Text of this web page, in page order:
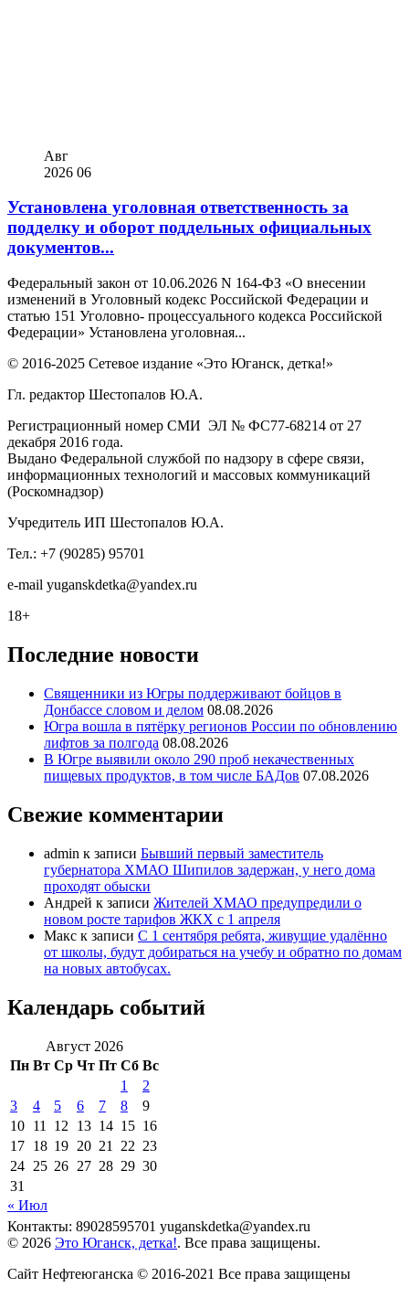
Авг
2026 06
Установлена уголовная ответственность за
подделку и оборот поддельных официальных
документов...
Федеральный закон от 10.06.2026 N 164-ФЗ «О внесении
изменений в Уголовный кодекс Российской Федерации и
статью 151 Уголовно- процессуального кодекса Российской
Федерации» Установлена уголовная...
© 2016-2025 Сетевое издание «Это Юганск, детка!»
Гл. редактор Шестопалов Ю.А.
Регистрационный номер СМИ ЭЛ № ФС77-68214 от 27
декабря 2016 года.
Выдано Федеральной службой по надзору в сфере связи,
информационных технологий и массовых коммуникаций
(Роскомнадзор)
Учредитель ИП Шестопалов Ю.А.
Тел.: +7 (90285) 95701
e-mail yuganskdetka@yandex.ru
18+
Последние новости
Священники из Югры поддерживают бойцов в
Донбассе словом и делом 08.08.2026
Югра вошла в пятёрку регионов России по обновлению
лифтов за полгода 08.08.2026
В Югре выявили около 290 проб некачественных
пищевых продуктов, в том числе БАДов 07.08.2026
Свежие комментарии
admin к записи Бывший первый заместитель
губернатора ХМАО Шипилов задержан, у него дома
проходят обыски
Андрей к записи Жителей ХМАО предупредили о
новом росте тарифов ЖКХ с 1 апреля
Макс к записи С 1 сентября ребята, живущие удалённо
от школы, будут добираться на учебу и обратно по домам
на новых автобусах.
Календарь событий
Август 2026
Пн Вт Ср Чт Пт Сб Вс
1
2
3
4 5 6 7 8
9
10 11 12 13 14 15 16
17 18 19 20 21 22 23
24 25 26 27 28 29 30
31
« Июл
Контакты: 89028595701 yuganskdetka@yandex.ru
© 2026 Это Юганск, детка!. Все права защищены.
Сайт Нефтеюганска © 2016-2021 Все права защищены